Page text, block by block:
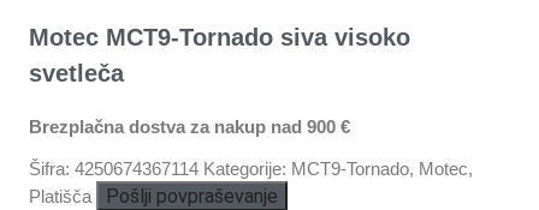
Motec MCT9-Tornado siva visoko
svetleča
Brezplačna dostva za nakup nad 900 €
Šifra: 4250674367114 Kategorije: MCT9-Tornado, Motec,
Platišča
Pošlji povpraševanje